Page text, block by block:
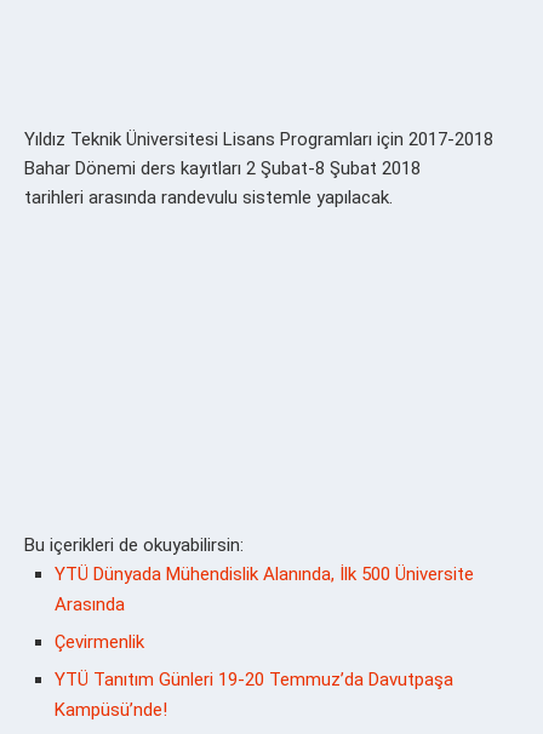
Yıldız Teknik Üniversitesi Lisans Programları için 2017-2018
Bahar Dönemi ders kayıtları 2 Şubat-8 Şubat 2018
tarihleri arasında randevulu sistemle yapılacak.
Bu içerikleri de okuyabilirsin:
YTÜ Dünyada Mühendislik Alanında, İlk 500 Üniversite
Arasında
Çevirmenlik
YTÜ Tanıtım Günleri 19-20 Temmuz’da Davutpaşa
Kampüsü’nde!